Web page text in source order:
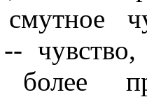
смутное